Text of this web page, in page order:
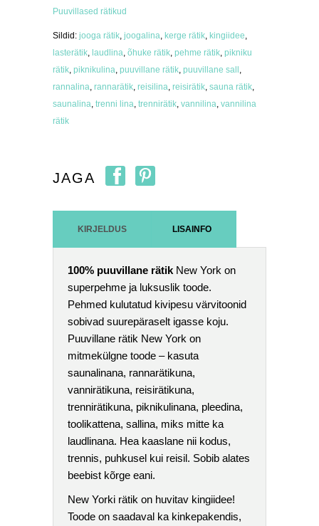
Puuvillased rätikud
Sildid: jooga rätik, joogalina, kerge rätik, kingiidee,
lasterätik, laudlina, õhuke rätik, pehme rätik, pikniku
rätik, piknikulina, puuvillane rätik, puuvillane sall ,
rannalina, rannarätik, reisilina, reisirätik, sauna rätik,
saunalina, trenni lina, trennirätik, vannilina, vannilina
rätik
JAGA
KIRJELDUS LISAINFO
100% puuvillane rätik New York on
superpehme ja luksuslik toode.
Pehmed kulutatud kivipesu värvitoonid
sobivad suurepäraselt igasse koju.
Puuvillane rätik New York on
mitmekülgne toode – kasuta
saunalinana, rannarätikuna,
vannirätikuna, reisirätikuna,
trennirätikuna, piknikulinana, pleedina,
toolikattena, sallina, miks mitte ka
laudlinana. Hea kaaslane nii kodus,
trennis, puhkusel kui reisil. Sobib alates
beebist kõrge eani.
New Yorki rätik on huvitav kingiidee!
Toode on saadaval ka kinkepakendis,